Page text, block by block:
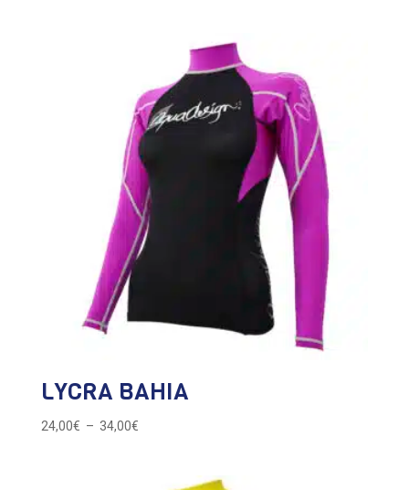
LYCRA BAHIA
24,00€ – 34,00€Plage